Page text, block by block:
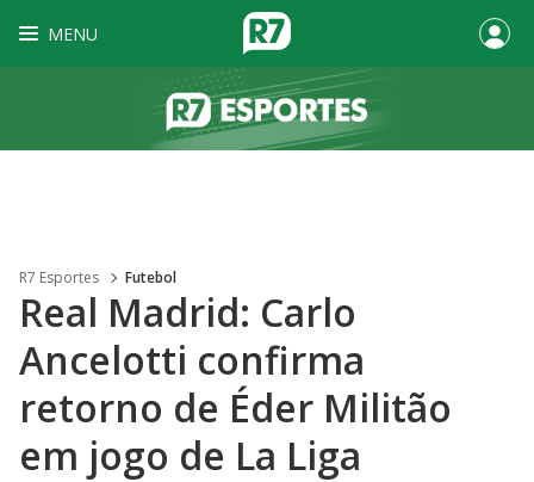
MENU
R7 Esportes Futebol
Real Madrid: Carlo
Ancelotti confirma
retorno de Éder Militão
em jogo de La Liga